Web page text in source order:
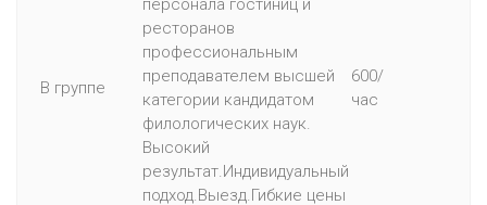
В группе
персонала гостиниц и
ресторанов
профессиональным
преподавателем высшей
категории кандидатом
филологических наук.
Высокий
результат.Индивидуальный
подход.Выезд.Гибкие цены
600/
час